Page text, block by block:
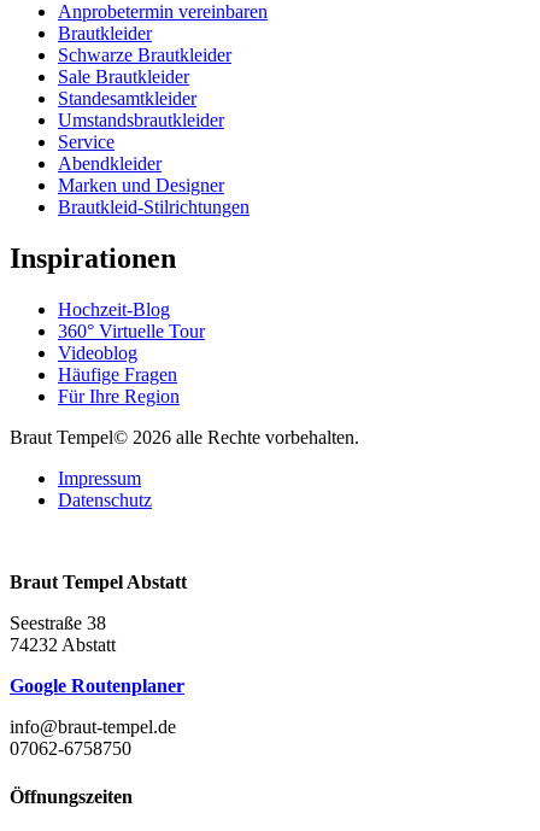
Anprobetermin vereinbaren
Brautkleider
Schwarze Brautkleider
Sale Brautkleider
Standesamtkleider
Umstandsbrautkleider
Service
Abendkleider
Marken und Designer
Brautkleid-Stilrichtungen
Inspirationen
Hochzeit-Blog
360° Virtuelle Tour
Videoblog
Häufige Fragen
Für Ihre Region
Braut Tempel© 2026 alle Rechte vorbehalten.
Impressum
Datenschutz
Braut Tempel Abstatt
Seestraße 38
74232 Abstatt
Google Routenplaner
info@braut-tempel.de
07062-6758750
Öffnungszeiten